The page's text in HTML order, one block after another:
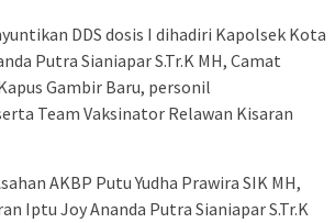
DDS dosis I dihadiri Kapolsek Kota
Putra Sianiapar S.Tr.K MH, Camat
Gambir Baru, personil
Team Vaksinator Relawan Kisaran
AKBP Putu Yudha Prawira SIK MH,
Iptu Joy Ananda Putra Sianiapar S.Tr.K